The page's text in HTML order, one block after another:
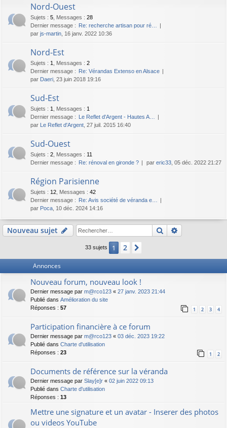
Nord-Ouest
Sujets : 5 Messages : 28
Dernier message : Re: recherche artisan pour ré…
par js-martin , 16 janv. 2022 10:36
Nord-Est
Sujets : 1 Messages : 2
Dernier message : Re: Vérandas Extenso en Alsace
par Daeri , 23 juin 2018 19:16
Sud-Est
Sujets : 1 Messages : 1
Dernier message : Le Reflet d'Argent - Hautes A…
par Le Reflet d'Argent , 27 juil. 2015 16:40
Sud-Ouest
Sujets : 2 Messages : 11
Dernier message : Re: rénoval en gironde ? par eric33 , 05 déc. 2022 21:27
Région Parisienne
Sujets : 12 Messages : 42
Dernier message : Re: Avis société de véranda e…
par Poca , 10 déc. 2024 14:16
Nouveau sujet Rechercher
33 sujets 1 2
Annonces
Nouveau forum, nouveau look !
Dernier message par m@rco123 « 27 janv. 2023 21:44
Publié dans Amélioration du site
Réponses : 57 1 2 3 4
Participation financière à ce forum
Dernier message par m@rco123 « 03 déc. 2023 19:22
Publié dans Charte d'utilisation
Réponses : 23 1 2
Documents de référence sur la véranda
Dernier message par Slay[e]r « 02 juin 2022 09:13
Publié dans Charte d'utilisation
Réponses : 13
Mettre une signature et un avatar - Inserer des photos
ou videos YouTube